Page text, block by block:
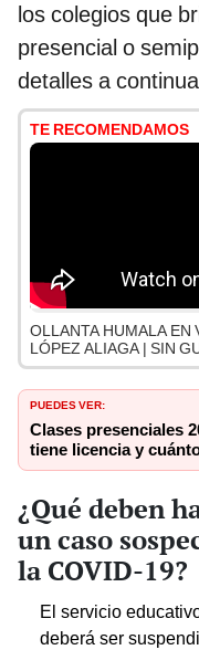
los colegios que
presencial o
detalles a
TE RECOMENDAMOS
OLLANTA HUMALA EN
LÓPEZ ALIAGA | SIN
PUEDES VER:
Clases presenciales
tiene licencia y
¿Qué deben
un caso
la COVID-19?
El servicio
deberá ser